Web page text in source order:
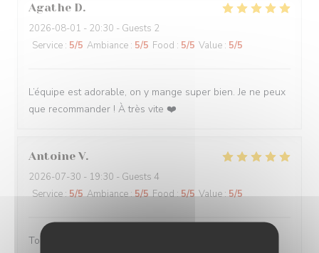
Agathe D
2026-08-01 - 20:30 - Guests 2
Service : 5/5 Ambiance : 5/5 Food : 5/5 Value : 5/5
L’équipe est adorable, on y mange super bien. Je ne peux
que recommander ! À très vite ❤️
Antoine V
2026-07-30 - 19:30 - Guests 4
Service:5/5 Ambiance:5/5 Food:5/5 Value:5/5
Toujours servi avec bonne humeur ! Plats délicieux